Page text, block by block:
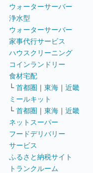
ウォーターサーバー
浄水型
ウォーターサーバー
家事代行サービス
ハウスクリーニング
コインランドリー
食材宅配
└ 首都圏 ｜ 東海 ｜ 近畿
ミールキット
└ 首都圏 ｜ 東海 ｜ 近畿
ネットスーパー
フードデリバリー
サービス
ふるさと納税サイト
トランクルーム